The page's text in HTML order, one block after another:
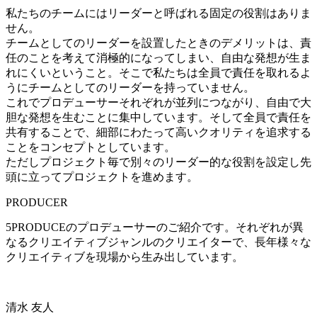
私たちのチームにはリーダーと呼ばれる固定の役割はありま
せん。
チームとしてのリーダーを設置したときのデメリットは、責
任のことを考えて消極的になってしまい、自由な発想が生ま
れにくいということ。そこで私たちは全員で責任を取れるよ
うにチームとしてのリーダーを持っていません。
これでプロデューサーそれぞれが並列につながり、自由で大
胆な発想を生むことに集中しています。そして全員で責任を
共有することで、細部にわたって高いクオリティを追求する
ことをコンセプトとしています。
ただしプロジェクト毎で別々のリーダー的な役割を設定し先
頭に立ってプロジェクトを進めます。
PRODUCER
5PRODUCEのプロデューサーのご紹介です。それぞれが異
なるクリエイティブジャンルのクリエイターで、長年様々な
クリエイティブを現場から生み出しています。
清水 友人